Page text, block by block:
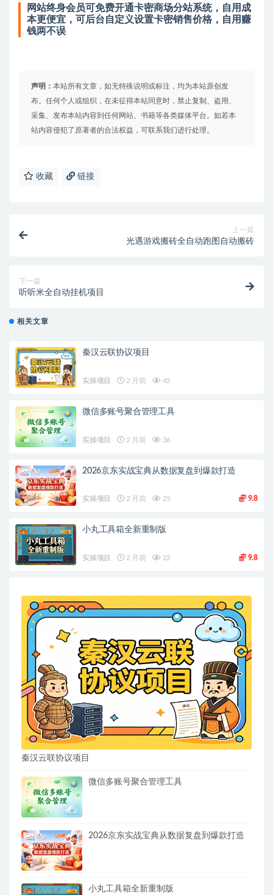
网站终身会员可免费开通卡密商场分站系统，自用成
本更便宜，可后台自定义设置卡密销售价格，自用赚
钱两不误
声明： 本站所有文章，如无特殊说明或标注，均为本站原创发
布。任何个人或组织，在未征得本站同意时，禁止复制、盗用、
采集、发布本站内容到任何网站、书籍等各类媒体平台。如若本
站内容侵犯了原著者的合法权益，可联系我们进行处理。
收藏 链接
上一篇
光遇游戏搬砖全自动跑图自动搬砖
下一篇
听听米全自动挂机项目
相关文章
秦汉云联协议项目
实操项目 2 月前 45
微信多账号聚合管理工具
实操项目 2 月前 36
2026京东实战宝典从数据复盘到爆款打造
实操项目 2 月前 25 9.8
小丸工具箱全新重制版
实操项目 2 月前 22 9.8
秦汉云联协议项目
微信多账号聚合管理工具
2026京东实战宝典从数据复盘到爆款打造
小丸工具箱全新重制版